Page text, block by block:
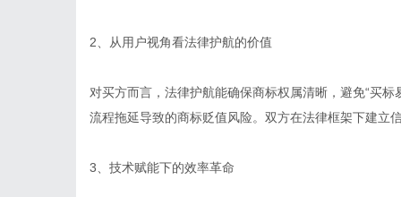
2、从用户视角看法律护航的价值
对买方而言，法律护航能确保商标权属清晰，避免“买
流程拖延导致的商标贬值风险。双方在法律框架下建立
3、技术赋能下的效率革命